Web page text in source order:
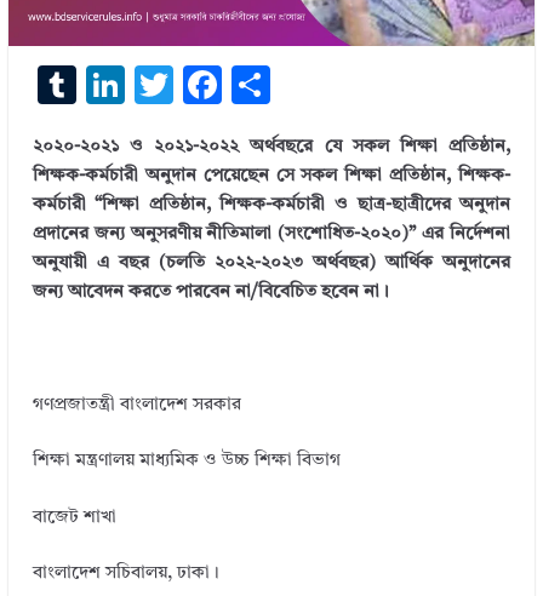
T
m
bl
r
Li
k
e
dI
n
T
it
te
r
F
e
b
o
o
h
ar
e
২০২০-২০২১ ও ২০২১-২০২২ অর্থবছরে যে সকল শিক্ষা প্রতিষ্ঠান,
শিক্ষক-কর্মচারী অনুদান পেয়েছেন সে সকল শিক্ষা প্রতিষ্ঠান, শিক্ষক-
কর্মচারী “শিক্ষা প্রতিষ্ঠান, শিক্ষক-কর্মচারী ও ছাত্র-ছাত্রীদের অনুদান
প্রদানের জন্য অনুসরণীয় নীতিমালা (সংশােধিত-২০২০)” এর নির্দেশনা
অনুযায়ী এ বছর (চলতি ২০২২-২০২৩ অর্থবছর) আর্থিক অনুদানের
জন্য আবেদন করতে পারবেন না/বিবেচিত হবেন না।
গণপ্রজাতন্ত্রী বাংলাদেশ সরকার
শিক্ষা মন্ত্রণালয় মাধ্যমিক ও উচ্চ শিক্ষা বিভাগ
বাজেট শাখা
বাংলাদেশ সচিবালয়, ঢাকা।